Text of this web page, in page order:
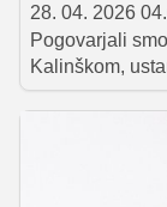
28. 04. 2026
Pogovarjali
Kalinškom,
Chocolate.
do danes, ko
zgodba o
pogovoru sta z
izkušnjo